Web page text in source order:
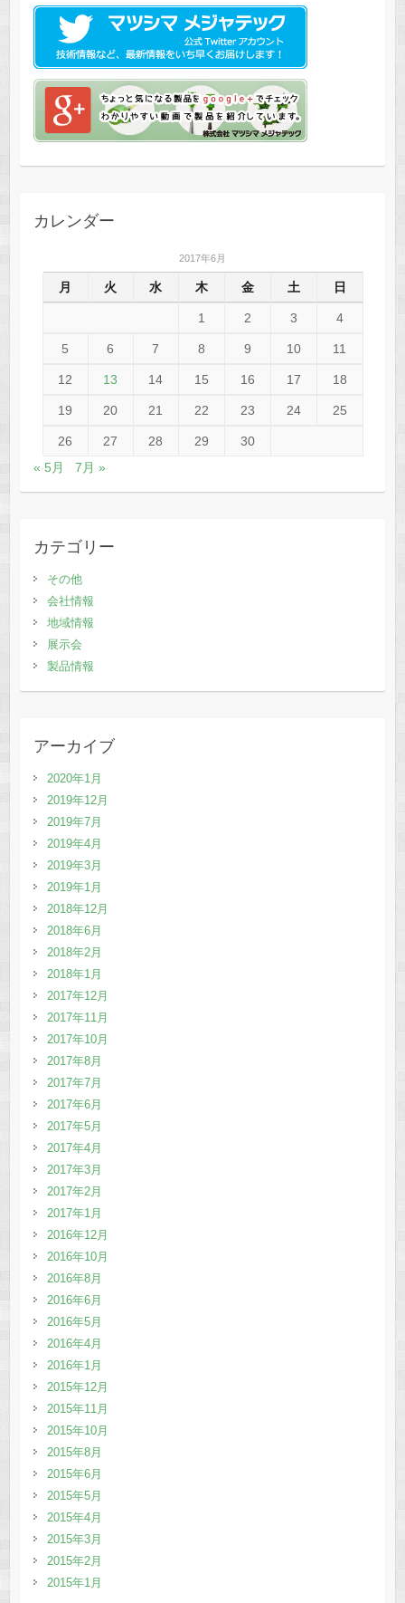
カレンダー
2017年6月
月 火 水 木 金 土 日
1 2 3 4
5 6 7 8 9 10 11
12 13 14 15 16 17 18
19 20 21 22 23 24 25
26 27 28 29
30
« 5月
7月 »
カテゴリー
その他
会社情報
地域情報
展示会
製品情報
アーカイブ
2020年1月
2019年12月
2019年7月
2019年4月
2019年3月
2019年1月
2018年12月
2018年6月
2018年2月
2018年1月
2017年12月
2017年11月
2017年10月
2017年8月
2017年7月
2017年6月
2017年5月
2017年4月
2017年3月
2017年2月
2017年1月
2016年12月
2016年10月
2016年8月
2016年6月
2016年5月
2016年4月
2016年1月
2015年12月
2015年11月
2015年10月
2015年8月
2015年6月
2015年5月
2015年4月
2015年3月
2015年2月
2015年1月